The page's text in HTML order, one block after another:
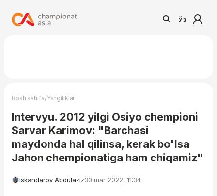
Ўз
Bosh sahifa/Yangiliklar
Intervyu. 2012 yilgi Osiyo chempioni
Sarvar Karimov: "Barchasi
maydonda hal qilinsa, kerak bo'lsa
Jahon chempionatiga ham chiqamiz"
Iskandarov Abdulaziz30 mar 2022, 11:34